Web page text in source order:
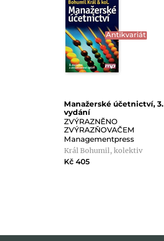
Antikvariát
Manažerské účetnictví, 3.
vydání
ZVÝRAZNĚNO
ZVÝRAZŇOVAČEM
Managementpress
Král Bohumil, kolektiv
Kč 405